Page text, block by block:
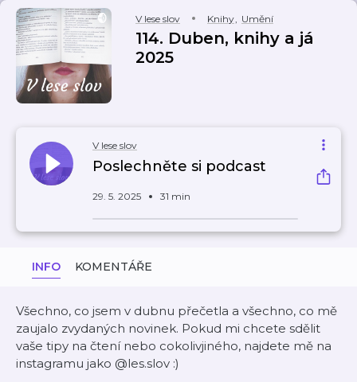
V lese slov Knihy, Umění
114. Duben, knihy a já
2025
V lese slov
Poslechněte si podcast
29. 5. 2025 31 min
INFO KOMENTÁŘE
Všechno, co jsem v dubnu přečetla a všechno, co mě
zaujalo zvydaných novinek. Pokud mi chcete sdělit
vaše tipy na čtení nebo cokolivjiného, najdete mě na
instagramu jako @les.slov :)